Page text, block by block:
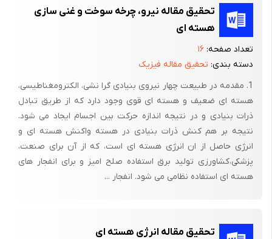
روش تحقیق
روشی که در این تحقیق از آن استفاده کرده ایم روش توصیف نظام
مند موقعیت انرژی هسته ای با دقت وحفظ عینیت موضوع آن بوده
است به طور کلی می توان گفت ما از روش توصیفی و تا حدودی مورد
کاوی و میدانی به صورت مطالعه فشرده ومتمرکز بررسی تاریخچه
وتحولات انرژی هسته ای استفاده کرده ایم که از تقسیم بندی انواع
روش های تحقیق می باشد.
تحقیق مقاله نیرو، چرخه سوخت و غنی سازی
هسته ای
تعداد صفحه: ۱۶
دسته بندی: تحقیق مقاله فیزیک
1. مقدمه در طبیعت چهار نیروی بنیادی گرا نشی، الکترومغناطیسی،
هسته ای ضعیف و هسته ای قوی وجود دارد که از طریق تبادل
ذرات بنیادی و در نتیجه اندازه حرکت بین اجسام ایجاد می شود.
نتیجه بر هم کنش ذرات بنیادی در هسته واکنش هسته ای و
انرژی حاصل از ان انرژی هسته ای است، که از آن برای صنعت،
پزشکی،کشاورزی تولید برق استفاده صلح امیز و برای انفجار های
هسته ای استفاده نظامی می شود. انفجار ...
تحقیق مقاله انرژی هسته ای